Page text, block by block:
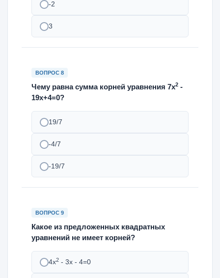
-2
3
ВОПРОС 8
Чему равна сумма корней уравнения 7х2 -
19х+4=0?
19/7
-4/7
-19/7
ВОПРОС 9
Какое из предложенных квадратных
уравнений не имеет корней?
4х2 - 3х - 4=0